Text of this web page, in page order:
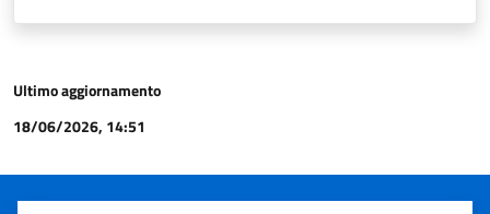
Ultimo aggiornamento
18/06/2026, 14:51